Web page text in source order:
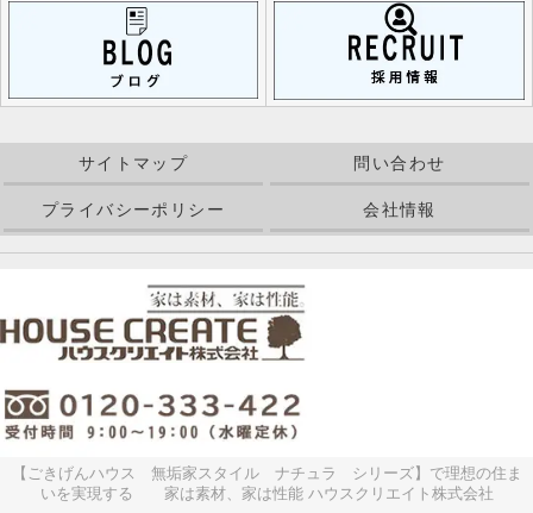
サイトマップ 問い合わせ
プライバシーポリシー 会社情報
【ごきげんハウス 無垢家スタイル ナチュラ シリーズ】で理想の住ま
いを実現する 家は素材、家は性能 ハウスクリエイト株式会社